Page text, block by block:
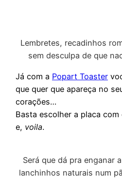
Lembretes, recadinhos
sem desculpa de que
Já com a Popart Toaster
que quer que apareça no
corações…
Basta escolher a placa
e, voila.
Será que dá pra enganar
lanchinhos naturais num